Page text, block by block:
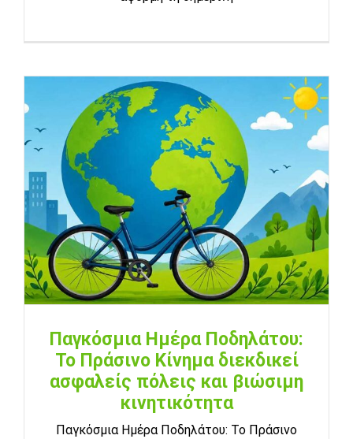
Παγκόσμια Ημέρα Ποδηλάτου:
Το Πράσινο Κίνημα διεκδικεί
ασφαλείς πόλεις και βιώσιμη
κινητικότητα
Παγκόσμια Ημέρα Ποδηλάτου: Το Πράσινο